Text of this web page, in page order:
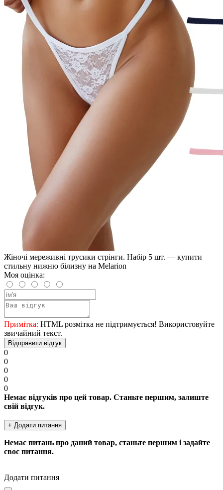
Жіночі мереживні трусики стрінги. Набір 5 шт. — купити
стильну нижню білизну на Melarion
Моя оцінка:
Примітка: HTML розмітка не підтримується! Використовуйте
звичайний текст.
Відправити відгук
0
0
0
0
0
Немає відгуків про цей товар. Станьте першим, залиште
свій відгук.
+ Додати питання
Немає питань про даний товар, станьте першим і задайте
своє питання.
Додати питання